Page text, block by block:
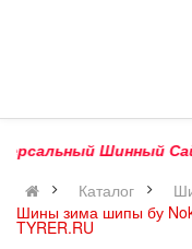
Шинный Сайт
Каталог
Шины зима шипы бу
TYRER.RU